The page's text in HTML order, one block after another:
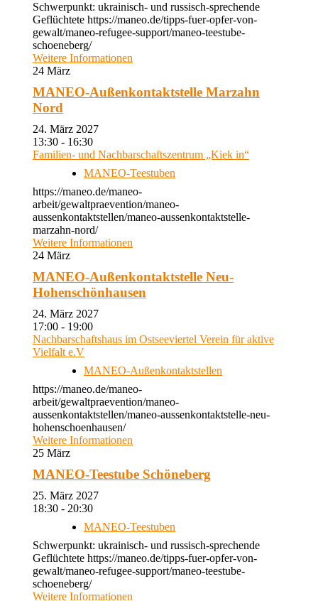
Schwerpunkt: ukrainisch- und russisch-sprechende
Geflüchtete https://maneo.de/tipps-fuer-opfer-von-
gewalt/maneo-refugee-support/maneo-teestube-
schoeneberg/
Weitere Informationen
24 März
MANEO-Außenkontaktstelle Marzahn
Nord
24. März 2027
13:30 - 16:30
Familien- und Nachbarschaftszentrum „Kiek in“
MANEO-Teestuben
https://maneo.de/maneo-
arbeit/gewaltpraevention/maneo-
aussenkontaktstellen/maneo-aussenkontaktstelle-
marzahn-nord/
Weitere Informationen
24 März
MANEO-Außenkontaktstelle Neu-
Hohenschönhausen
24. März 2027
17:00 - 19:00
Nachbarschaftshaus im Ostseeviertel Verein für aktive
Vielfalt e.V
MANEO-Außenkontaktstellen
https://maneo.de/maneo-
arbeit/gewaltpraevention/maneo-
aussenkontaktstellen/maneo-aussenkontaktstelle-neu-
hohenschoenhausen/
Weitere Informationen
25 März
MANEO-Teestube Schöneberg
25. März 2027
18:30 - 20:30
MANEO-Teestuben
Schwerpunkt: ukrainisch- und russisch-sprechende
Geflüchtete https://maneo.de/tipps-fuer-opfer-von-
gewalt/maneo-refugee-support/maneo-teestube-
schoeneberg/
Weitere Informationen